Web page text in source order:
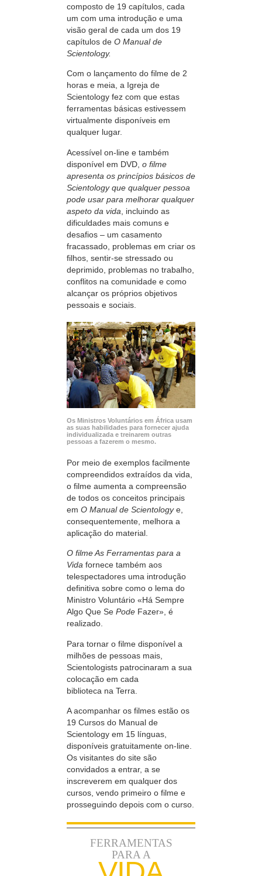
composto de 19 capítulos, cada
um com uma introdução e uma
visão geral de cada um dos 19
capítulos de O Manual de
Scientology.
Com o lançamento do filme de 2
horas e meia, a Igreja de
Scientology fez com que estas
ferramentas básicas estivessem
virtualmente disponíveis em
qualquer lugar.
Acessível on-line e também
disponível em DVD, o filme
apresenta os princípios básicos de
Scientology que qualquer pessoa
pode usar para melhorar qualquer
aspeto da vida , incluindo as
dificuldades mais comuns e
desafios – um casamento
fracassado, problemas em criar os
filhos, sentir-se stressado ou
deprimido, problemas no trabalho,
conflitos na comunidade e como
alcançar os próprios objetivos
pessoais e sociais.
Os Ministros Voluntários em África usam
as suas habilidades para fornecer ajuda
individualizada e treinarem outras
pessoas a fazerem o mesmo.
Por meio de exemplos facilmente
compreendidos extraídos da vida,
o filme aumenta a compreensão
de todos os conceitos principais
em O Manual de Scientologye,
consequentemente, melhora a
aplicação do material.
O filme As Ferramentas para a
Vida fornece também aos
telespectadores uma introdução
definitiva sobre como o lema do
Ministro Voluntário «Há Sempre
Algo Que Se Pode Fazer», é
realizado.
Para tornar o filme disponível a
milhões de pessoas mais,
Scientologists patrocinaram a sua
colocação em cada
biblioteca na Terra.
A acompanhar os filmes estão os
19 Cursos do Manual de
Scientology em 15 línguas,
disponíveis gratuitamente on-line.
Os visitantes do site são
convidados a entrar, a se
inscreverem em qualquer dos
cursos, vendo primeiro o filme e
prosseguindo depois com o curso.
FERRAMENTAS
PARA A